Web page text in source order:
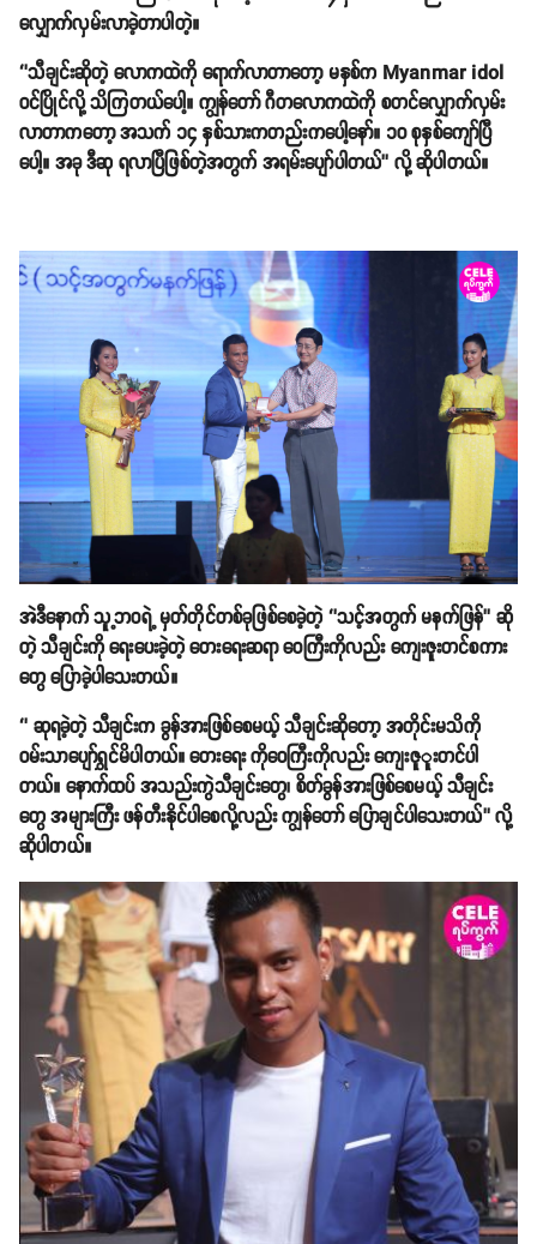
လျှောက်လှမ်းလာခဲ့တာပါတဲ့။
‘’သီချင်းဆိုတဲ့ လောကထဲကို ရောက်လာတာတော့ မနှစ်က Myanmar idol
ဝင်ပြိုင်လို့ သိကြတယ်ပေါ့။ ကျွန်တော် ဂီတလောကထဲကို စတင်လျှောက်လှမ်း
လာတာကတော့ အသက် ၁၄ နှစ်သားကတည်းကပေါ့နော်။ ၁၀ စုနှစ်ကျော်ပြီ
ပေါ့။ အခု ဒီဆု ရလာပြီဖြစ်တဲ့အတွက် အရမ်းပျော်ပါတယ်’’ လို့ ဆိုပါတယ်။
အဲဒီနောက် သူ့ဘဝရဲ့ မှတ်တိုင်တစ်ခုဖြစ်စေခဲ့တဲ့ ‘’သင့်အတွက် မနက်ဖြန်’’ ဆို
တဲ့ သီချင်းကို ရေးပေးခဲ့တဲ့ တေးရေးဆရာ ဝေကြီးကိုလည်း ကျေးဇူးတင်စကား
တွေ ပြောခဲ့ပါသေးတယ်။
‘’ ဆုရခဲ့တဲ့ သီချင်းက ခွန်အားဖြစ်စေမယ့် သီချင်းဆိုတော့ အတိုင်းမသိကို
ဝမ်းသာပျော်ရွှင်မိပါတယ်။ တေးရေး ကိုဝေကြီးကိုလည်း ကျေးဇူူးတင်ပါ
တယ်။ နောက်ထပ် အသည်းကွဲသီချင်းတွေ၊ စိတ်ခွန်အားဖြစ်စေမယ့် သီချင်း
တွေ အများကြီး ဖန်တီးနိုင်ပါစေလို့လည်း ကျွန်တော် ပြောချင်ပါသေးတယ်’’ လို့
ဆိုပါတယ်။